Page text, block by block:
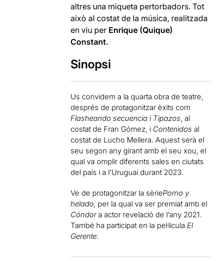
altres una miqueta pertorbadors. Tot
això al costat de la música, realitzada
en viu per Enrique (Quique)
Constant.
Sinopsi
Us convidem a la quarta obra de teatre,
després de protagonitzar èxits com
Flasheando secuencia i Tipazos, al
costat de Fran Gómez, i Contenidos al
costat de Lucho Mellera. Aquest serà el
seu segon any girant amb el seu xou, el
qual va omplir diferents sales en ciutats
del país i a l’Uruguai durant 2023.
Ve de protagonitzar la sèriePorno y
helado, per la qual va ser premiat amb el
Cóndora actor revelació de l’any 2021.
També ha participat en la pel·lículaEl
Gerente.